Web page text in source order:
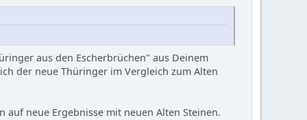
aus den Escherbrüchen" aus Deinem
der neue Thüringer im Vergleich zum Alten
auf neue Ergebnisse mit neuen Alten Steinen.